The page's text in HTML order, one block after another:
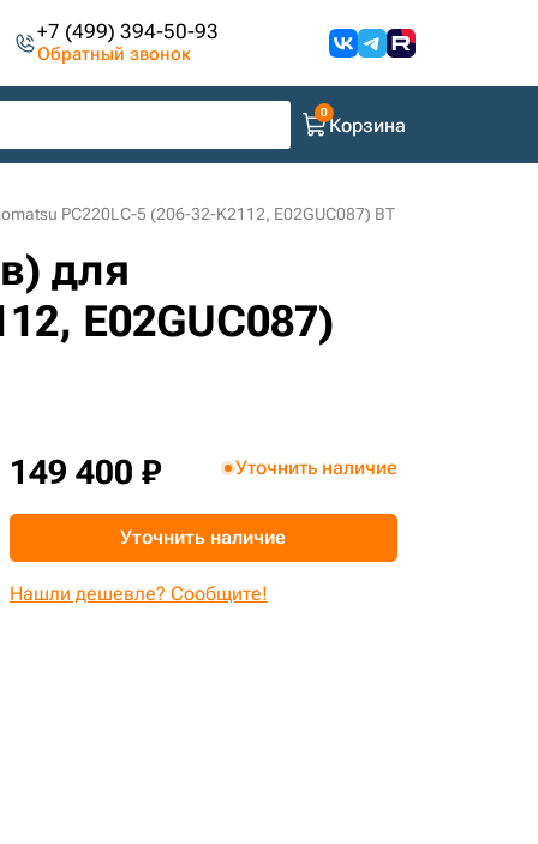
+7 (499) 394-50-93
Обратный звонок
Корзина
PC220LC-5 (206-32-K2112, E02GUC087) BT
для
E02GUC087)
149 400 ₽ Уточнить наличие
Уточнить наличие
Нашли дешевле? Сообщите!